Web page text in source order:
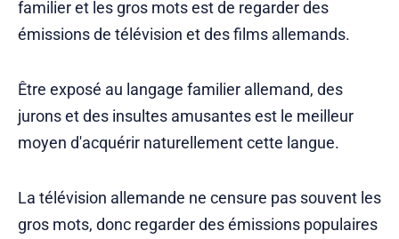
familier et les gros mots est de regarder des
émissions de télévision et des films allemands.
Être exposé au langage familier allemand, des
jurons et des insultes amusantes est le meilleur
moyen d'acquérir naturellement cette langue.
La télévision allemande ne censure pas souvent les
gros mots, donc regarder des émissions populaires